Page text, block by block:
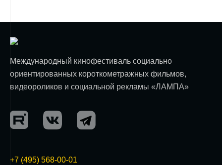
Международный кинофестиваль социально
ориентированных короткометражных фильмов,
видеороликов и социальной рекламы «ЛАМПА»
+7 (495) 568-00-01